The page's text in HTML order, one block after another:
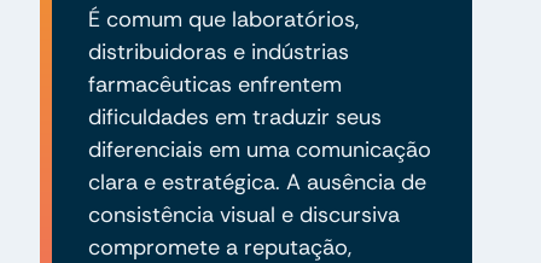
É comum que laboratórios,
distribuidoras e indústrias
farmacêuticas enfrentem
dificuldades em traduzir seus
diferenciais em uma comunicação
clara e estratégica. A ausência de
consistência visual e discursiva
compromete a reputação,